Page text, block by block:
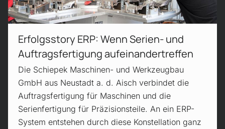
Erfolgsstory ERP: Wenn Serien- und
Auftrags­fertigung auf­einander­treffen
Die Schiepek Maschinen- und Werkzeugbau
GmbH aus Neustadt a. d. Aisch verbindet die
Auftragsfertigung für Maschinen und die
Serienfertigung für Präzisionsteile. An ein ERP-
System entstehen durch diese Konstellation ganz